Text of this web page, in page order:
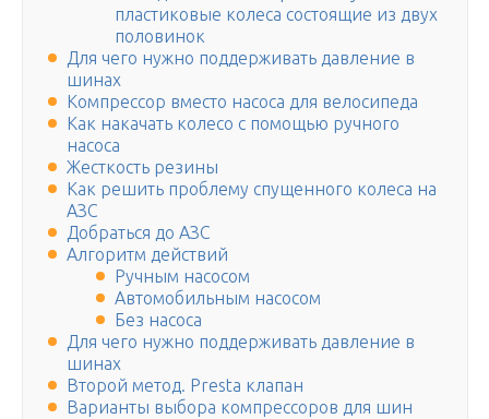
пластиковые колеса состоящие из двух
половинок
Для чего нужно поддерживать давление в
шинах
Компрессор вместо насоса для велосипеда
Как накачать колесо с помощью ручного
насоса
Жесткость резины
Как решить проблему спущенного колеса на
АЗС
Добраться до АЗС
Алгоритм действий
Ручным насосом
Автомобильным насосом
Без насоса
Для чего нужно поддерживать давление в
шинах
Второй метод. Presta клапан
Варианты выбора компрессоров для шин